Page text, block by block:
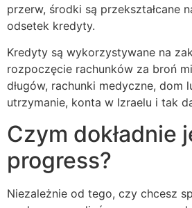
przerw, środki są przekształcane
odsetek kredyty.
Kredyty są wykorzystywane na
rozpoczęcie rachunków za broń
długów, rachunki medyczne, dom
utrzymanie, konta w Izraelu i tak
Czym dokładnie
progress?
Niezależnie od tego, czy chcesz